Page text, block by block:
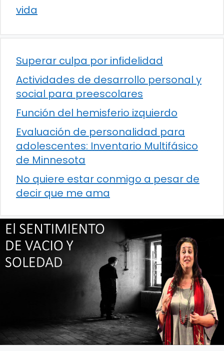
vida
Superar culpa por infidelidad
Actividades de desarrollo personal y
social para preescolares
Función del hemisferio izquierdo
Evaluación de personalidad para
adolescentes: Inventario Multifásico
de Minnesota
No quiere estar conmigo a pesar de
decir que me ama